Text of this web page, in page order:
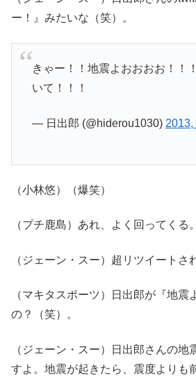
ー！』みたいな（笑）。
きゃー！！地震よおおおお！！
いて！！！
— 日出郎 (@hiderou1030) 2013,
（小林悠）（爆笑）
（プチ鹿島）あれ、よく回ってくる。
（ジェーン・スー）超リツイートさ
（マキタスポーツ）日出郎が『地震
の？（笑）。
（ジェーン・スー）日出郎さんの地
すよ。地震が起きたら、震度よりも